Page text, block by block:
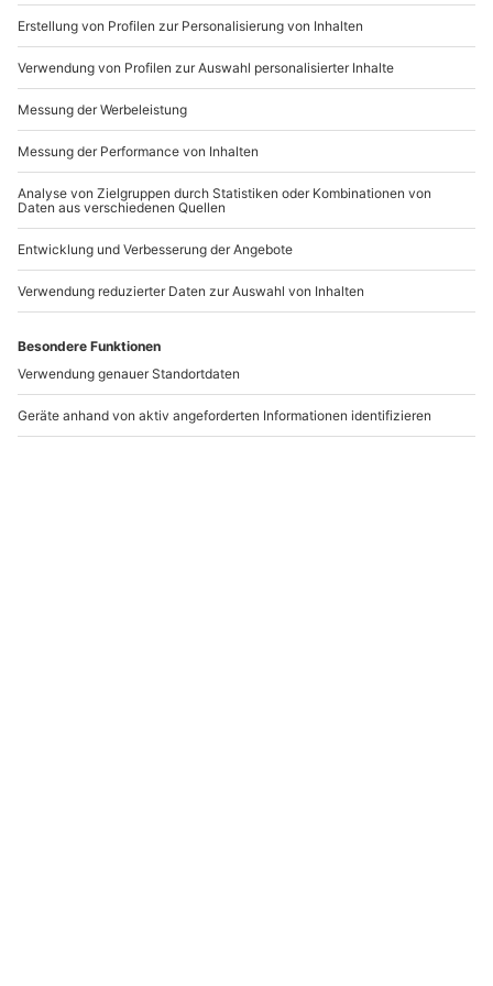
b2b@mydays.de
www.b2b.mydays.de/
Artikelnummer:17833
Andere Produkte entdecken
Städtetrip Bochum für
2 (1 Nacht)
Städtetrip Köln für 2 (1
Nacht - So. bis Do.)